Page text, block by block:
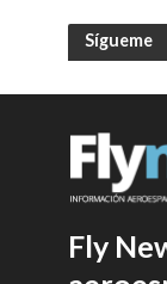
Sígueme
Fly